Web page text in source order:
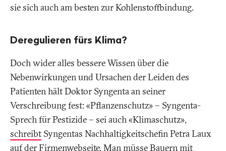
sie sich auch am besten zur Kohlenstoffbindung.
Deregulieren fürs Klima?
Doch wider alles bessere Wissen über die
Nebenwirkungen und Ursachen der Leiden des
Patienten hält Doktor Syngenta an seiner
Verschreibung fest: «Pflanzenschutz» – Syngenta-
Sprech für Pestizide – sei auch «Klimaschutz»,
schreibt Syngentas Nachhaltigkeitschefin Petra Laux
auf der Firmenwebseite. Man müsse Bauern mit